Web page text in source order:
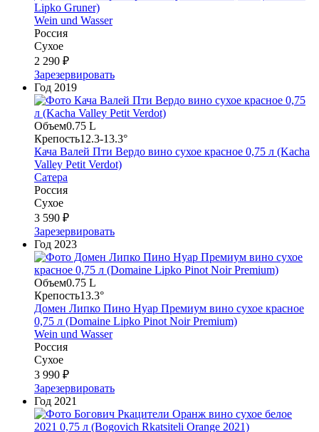
Lipko Gruner)
Wein und Wasser
Россия
Сухое
2 290 ₽
Зарезервировать
Год 2019
Объем0.75 L
Крепость12.3-13.3°
Кача Валей Пти Вердо вино сухое красное 0,75 л (Kacha
Valley Petit Verdot)
Сатера
Россия
Сухое
3 590 ₽
Зарезервировать
Год 2023
Объем0.75 L
Крепость13.3°
Домен Липко Пино Нуар Премиум вино сухое красное
0,75 л (Domaine Lipko Pinot Noir Premium)
Wein und Wasser
Россия
Сухое
3 990 ₽
Зарезервировать
Год 2021